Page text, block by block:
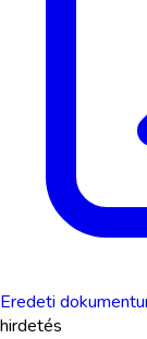
Eredeti
hirdetés